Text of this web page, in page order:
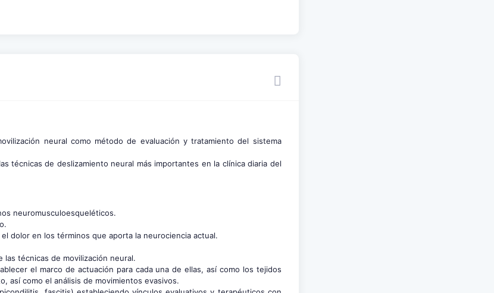
neural como método de evaluación y tratamiento del sistema
técnicas de deslizamiento neural más importantes en la clínica diaria del
neuromusculoesqueléticos.
dolor en los términos que aporta la neurociencia actual.
las técnicas de movilización neural.
el marco de actuación para cada una de ellas, así como los tejidos
así como el análisis de movimientos evasivos.